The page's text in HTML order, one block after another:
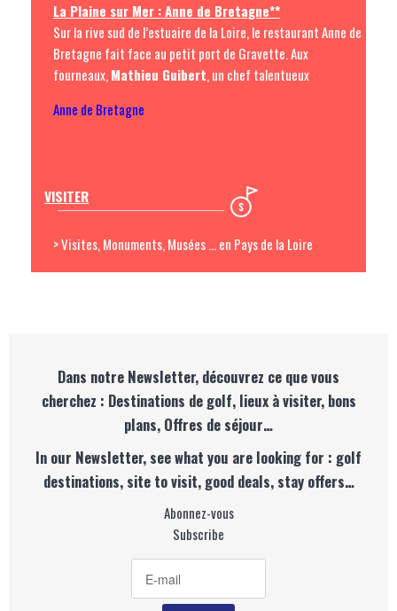
La Plaine sur Mer : Anne de Bretagne**
Sur la rive sud de l’estuaire de la Loire, le restaurant Anne de
Bretagne fait face au petit port de Gravette. Aux
fourneaux, Mathieu Guibert, un chef talentueux
Anne de Bretagne
VISITER
> Visites, Monuments, Musées ... en Pays de la Loire
Dans notre Newsletter, découvrez ce que vous
cherchez : Destinations de golf, lieux à visiter, bons
plans, Offres de séjour…
In our Newsletter, see what you are looking for : golf
destinations, site to visit, good deals, stay offers…
Abonnez-vous
Subscribe